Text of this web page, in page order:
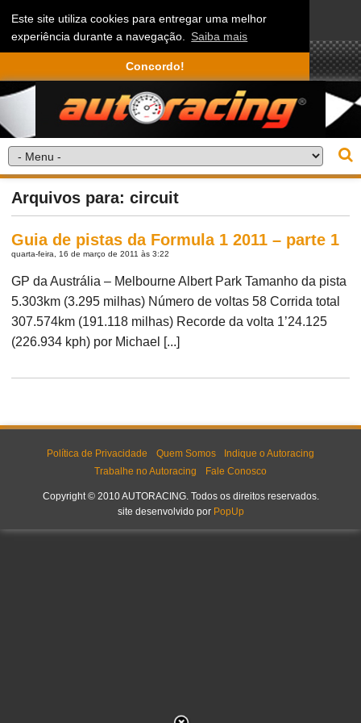
Este site utiliza cookies para entregar uma melhor
experiência durante a navegação. Saiba mais
Concordo!
Arquivos para: circuit
Guia de pistas da Formula 1 2011 – parte 1
quarta-feira, 16 de março de 2011 às 3:22
GP da Austrália – Melbourne Albert Park Tamanho da pista
5.303km (3.295 milhas) Número de voltas 58 Corrida total
307.574km (191.118 milhas) Recorde da volta 1’24.125
(226.934 kph) por Michael [...]
Política de Privacidade Quem Somos
Indique o Autoracing
Trabalhe no Autoracing
Fale Conosco
Copyright © 2010 AUTORACING. Todos os direitos reservados.
site desenvolvido por PopUp